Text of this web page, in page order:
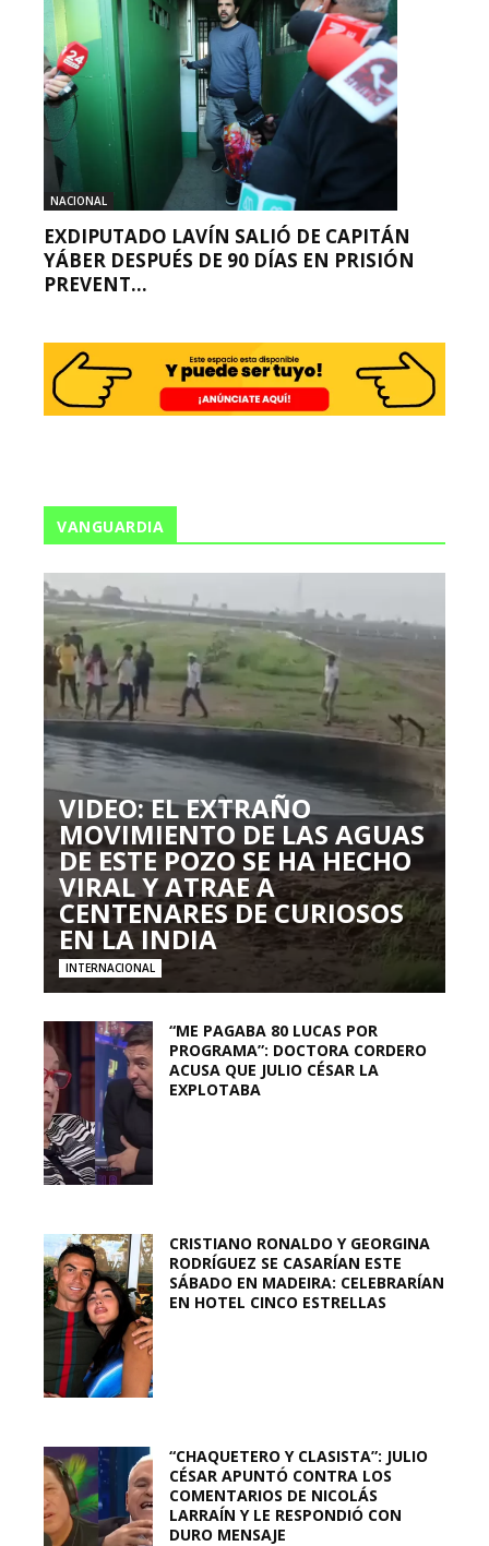
NACIONAL
EXDIPUTADO LAVÍN SALIÓ DE CAPITÁN
YÁBER DESPUÉS DE 90 DÍAS EN PRISIÓN
PREVENT...
VANGUARDIA
VIDEO: EL EXTRAÑO
MOVIMIENTO DE LAS AGUAS
DE ESTE POZO SE HA HECHO
VIRAL Y ATRAE A
CENTENARES DE CURIOSOS
EN LA INDIA
INTERNACIONAL
“ME PAGABA 80 LUCAS POR
PROGRAMA”: DOCTORA CORDERO
ACUSA QUE JULIO CÉSAR LA
EXPLOTABA
CRISTIANO RONALDO Y GEORGINA
RODRÍGUEZ SE CASARÍAN ESTE
SÁBADO EN MADEIRA: CELEBRARÍAN
EN HOTEL CINCO ESTRELLAS
“CHAQUETERO Y CLASISTA”: JULIO
CÉSAR APUNTÓ CONTRA LOS
COMENTARIOS DE NICOLÁS
LARRAÍN Y LE RESPONDIÓ CON
DURO MENSAJE